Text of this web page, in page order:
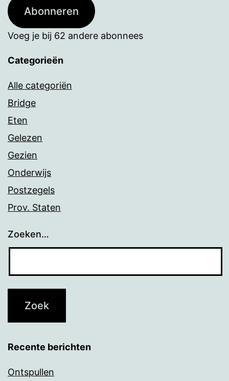
Abonneren
Voeg je bij 62 andere abonnees
Categorieën
Alle categoriën
Bridge
Eten
Gelezen
Gezien
Onderwijs
Postzegels
Prov. Staten
Zoeken…
Recente berichten
Ontspullen